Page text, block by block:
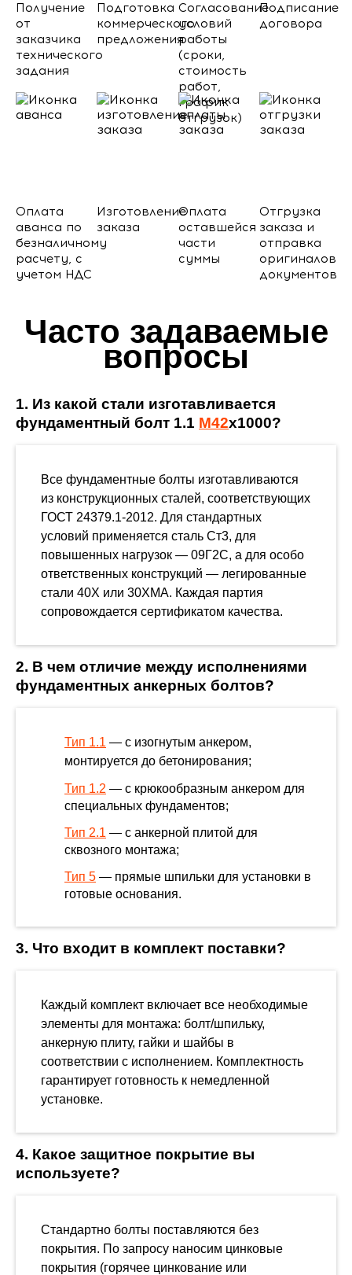
Получение
от
заказчика
технического
задания
Подготовка
коммерческого
предложения
Согласование
условий
работы
(сроки,
стоимость
работ,
график
отгрузок)
Подписание
договора
Оплата
аванса по
безналичному
расчету, с
учетом НДС
Изготовление
заказа
Оплата
оставшейся
части
суммы
Отгрузка
заказа и
отправка
оригиналов
документов
Часто задаваемые
вопросы
1. Из какой стали изготавливается
фундаментный болт 1.1 М42х1000?
Все фундаментные болты изготавливаются
из конструкционных сталей, соответствующих
ГОСТ 24379.1-2012. Для стандартных
условий применяется сталь Ст3, для
повышенных нагрузок — 09Г2С, а для особо
ответственных конструкций — легированные
стали 40Х или 30ХМА. Каждая партия
сопровождается сертификатом качества.
2. В чем отличие между исполнениями
фундаментных анкерных болтов?
Тип 1.1 — с изогнутым анкером,
монтируется до бетонирования;
Тип 1.2 — с крюкообразным анкером для
специальных фундаментов;
Тип 2.1 — с анкерной плитой для
сквозного монтажа;
Тип 5 — прямые шпильки для установки в
готовые основания.
3. Что входит в комплект поставки?
Каждый комплект включает все необходимые
элементы для монтажа: болт/шпильку,
анкерную плиту, гайки и шайбы в
соответствии с исполнением. Комплектность
гарантирует готовность к немедленной
установке.
4. Какое защитное покрытие вы
используете?
Стандартно болты поставляются без
покрытия. По запросу наносим цинковые
покрытия (горячее цинкование или